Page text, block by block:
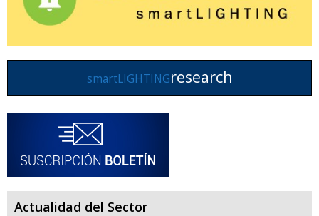
smartLIGHTINGresearch
Actualidad del Sector